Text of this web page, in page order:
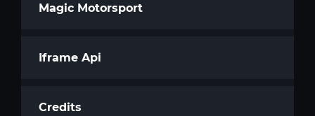
Magic Motorsport
Iframe Api
Credits